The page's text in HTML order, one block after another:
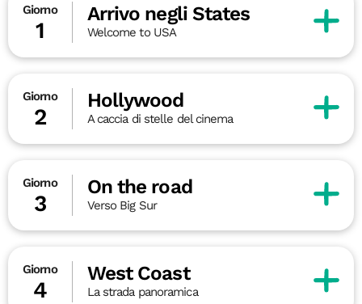
Giorno
1
Arrivo negli States
Welcome to USA
Giorno
2
Hollywood
A caccia di stelle del cinema
Giorno
3
On the road
Verso Big Sur
Giorno
4
West Coast
La strada panoramica